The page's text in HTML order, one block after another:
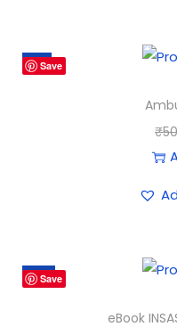
Save
-2%
₹
Save
-12%
eBook